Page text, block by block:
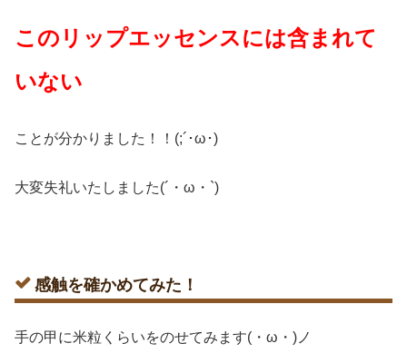
このリップエッセンスには含まれて
いない
ことが分かりました！！(;´･ω･)
大変失礼いたしました(´・ω・`)
感触を確かめてみた！
手の甲に米粒くらいをのせてみます(・ω・)ノ